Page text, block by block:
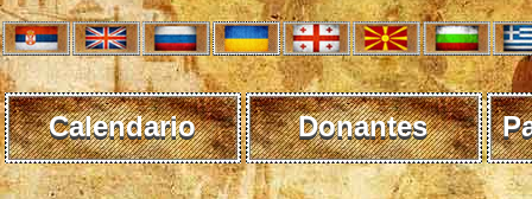
Calendario Donantes